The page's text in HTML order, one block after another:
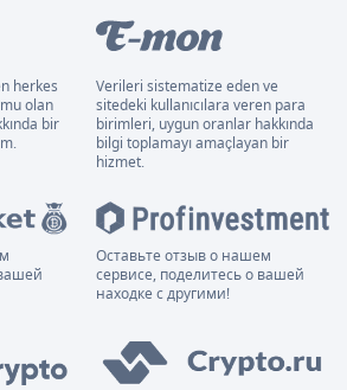
herkes
olan
bir
Verileri sistematize eden ve
sitedeki kullanıcılara veren para
birimleri, uygun oranlar hakkında
bilgi toplamayı amaçlayan bir
hizmet.
Оставьте отзыв о нашем
сервисе, поделитесь о вашей
находке с другими!